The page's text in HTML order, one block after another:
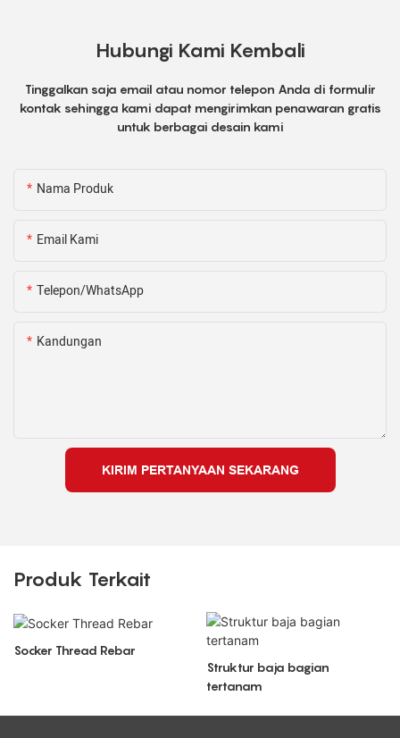
Hubungi Kami Kembali
Tinggalkan saja email atau nomor telepon Anda di formulir
kontak sehingga kami dapat mengirimkan penawaran gratis
untuk berbagai desain kami
Nama Produk
Email Kami
Telepon/WhatsApp
Kandungan
KIRIM PERTANYAAN SEKARANG
Produk Terkait
Socker Thread Rebar
Struktur baja bagian
tertanam